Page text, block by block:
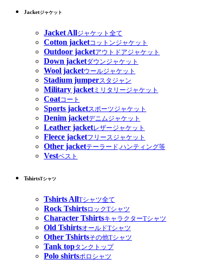
Jacketジャケット
Jacket Allジャケット全て
Cotton jacketコットンジャケット
Outdoor jacketアウトドアジャケット
Down jacketダウンジャケット
Wool jacketウールジャケット
Stadium jumperスタジャン
Military jacketミリタリージャケット
Coatコート
Sports jacketスポーツジャケット
Denim jacketデニムジャケット
Leather jacketレザージャケット
Fleece jacketフリースジャケット
Other jacketテーラード,ハンティング等
Vestベスト
TshirtsTシャツ
Tshirts AllTシャツ全て
Rock TshirtsロックTシャツ
Character TshirtsキャラクターTシャツ
Old TshirtsオールドTシャツ
Other Tshirtsその他Tシャツ
Tank topタンクトップ
Polo shirtsポロシャツ